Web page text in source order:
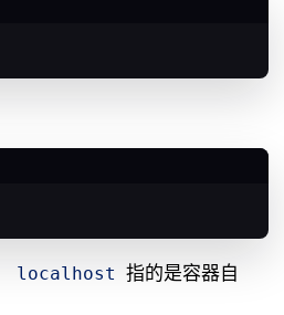
localhost 指的是容器自